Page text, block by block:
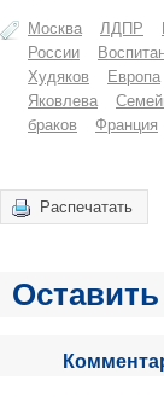
Москва ЛДПР
России
Худяков
Европа
Яковлева
браков
Франция
Распечатать